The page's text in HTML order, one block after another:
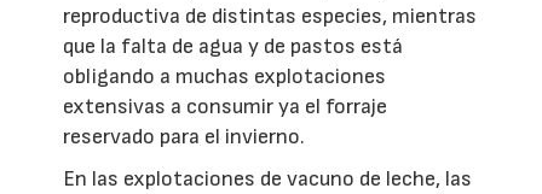
reproductiva de distintas especies, mientras
que la falta de agua y de pastos está
obligando a muchas explotaciones
extensivas a consumir ya el forraje
reservado para el invierno.
En las explotaciones de vacuno de leche, las